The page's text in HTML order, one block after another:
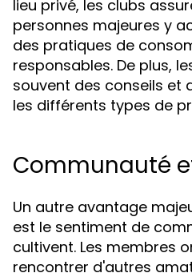
lieu privé, les clubs
personnes majeures y
des pratiques de
responsables. De plus,
souvent des conseils et
les différents types de
Communauté
Un autre avantage
est le sentiment de
cultivent. Les membres
rencontrer d'autres